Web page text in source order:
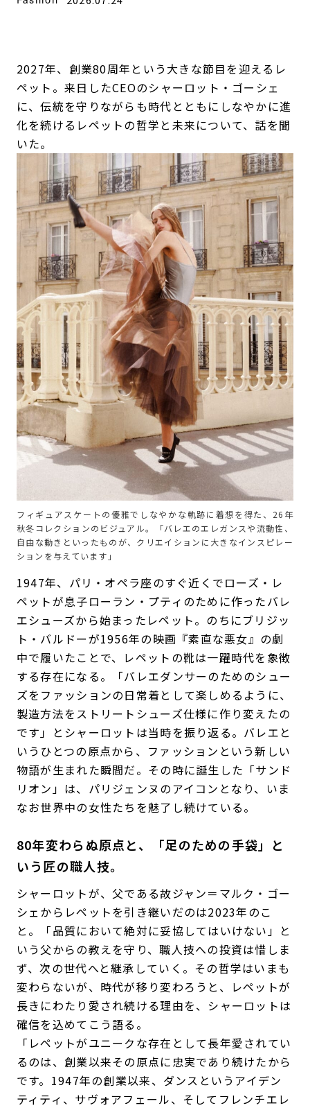
2027年、創業80周年という大きな節目を迎えるレ
ペット。来日したCEOのシャーロット・ゴーシェ
に、伝統を守りながらも時代とともにしなやかに進
化を続けるレペットの哲学と未来について、話を聞
いた。
フィギュアスケートの優雅でしなやかな軌跡に着想を得た、26年
秋冬コレクションのビジュアル。「バレエのエレガンスや流動性、
自由な動きといったものが、クリエイションに大きなインスピレー
ションを与えています」
1947年、パリ・オペラ座のすぐ近くでローズ・レ
ペットが息子ローラン・プティのために作ったバレ
エシューズから始まったレペット。のちにブリジッ
ト・バルドーが1956年の映画『素直な悪女』の劇
中で履いたことで、レペットの靴は一躍時代を象徴
する存在になる。「バレエダンサーのためのシュー
ズをファッションの日常着として楽しめるように、
製造方法をストリートシューズ仕様に作り変えたの
です」とシャーロットは当時を振り返る。バレエと
いうひとつの原点から、ファッションという新しい
物語が生まれた瞬間だ。その時に誕生した「サンド
リオン」は、パリジェンヌのアイコンとなり、いま
なお世界中の女性たちを魅了し続けている。
80年変わらぬ原点と、「足のための手袋」と
いう匠の職人技。
シャーロットが、父である故ジャン＝マルク・ゴー
シェからレペットを引き継いだのは2023年のこ
と。「品質において絶対に妥協してはいけない」と
いう父からの教えを守り、職人技への投資は惜しま
ず、次の世代へと継承していく。その哲学はいまも
変わらないが、時代が移り変わろうと、レペットが
長きにわたり愛され続ける理由を、シャーロットは
確信を込めてこう語る。
「レペットがユニークな存在として長年愛されてい
るのは、創業以来その原点に忠実であり続けたから
です。1947年の創業以来、ダンスというアイデン
ティティ、サヴォアフェール、そしてフレンチエレ